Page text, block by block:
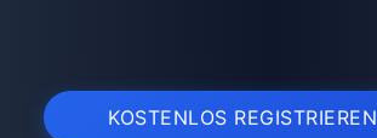
KOSTENLOS REGISTRIEREN